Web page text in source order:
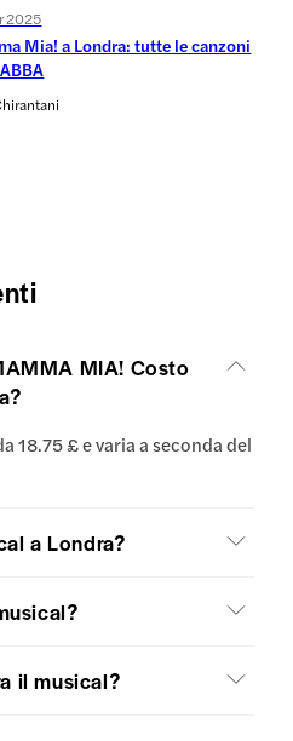
2025
Mia! a Londra: tutte le canzoni
MIA! Costo
18.75 £ e varia a seconda del
a Londra?
il musical?